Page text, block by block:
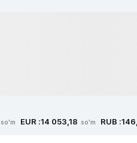
so'm EUR :14 053,18 so'm RUB :